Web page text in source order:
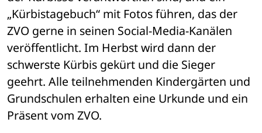
„Kürbistagebuch“ mit Fotos führen, das der
ZVO gerne in seinen Social-Media-Kanälen
veröffentlicht. Im Herbst wird dann der
schwerste Kürbis gekürt und die Sieger
geehrt. Alle teilnehmenden Kindergärten und
Grundschulen erhalten eine Urkunde und ein
Präsent vom ZVO.